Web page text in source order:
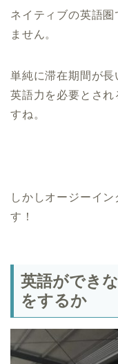
ネイティブの英語
ません。
単純に滞在期間が
英語力を必要とされ
すね。
しかしオージーイ
す！
英語ができ
をするか